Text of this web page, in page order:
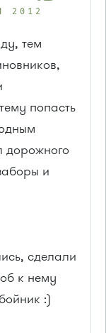
2012
тем
попасть
и
сделали
к нему
:)